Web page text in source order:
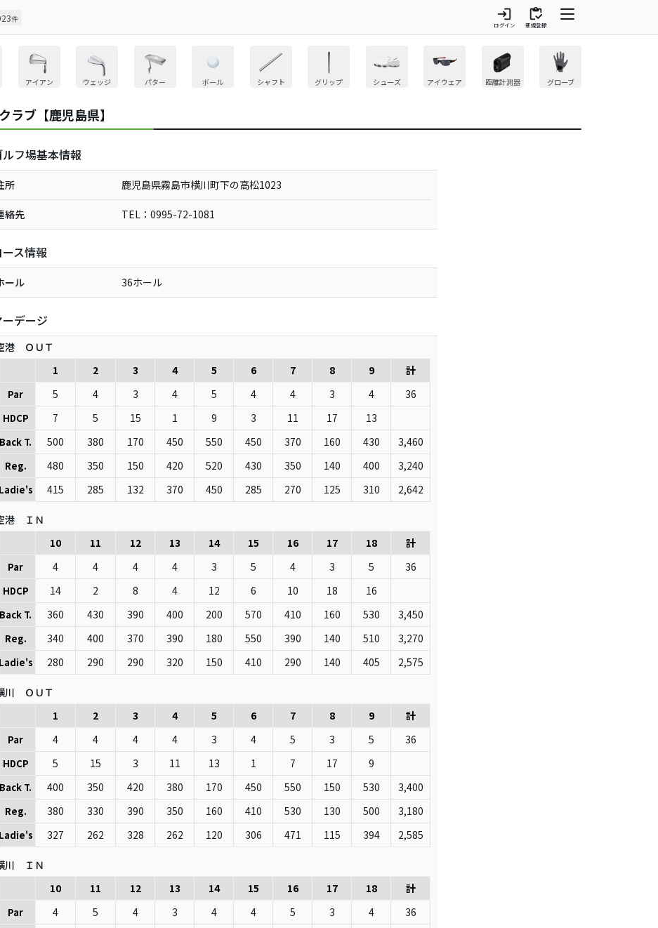
件 login
ログイン
inventory
新規登録
アイアン ウェッジ パター ボール シャフト グリップ シューズ アイウェア 距離計測器 グローブ
ラブ【鹿児島県】
ルフ場基本情報
所 鹿児島県霧島市横川町下の高松1023
絡先 TEL：0995-72-1081
ース情報
ール 36ホール
ーデージ
港 ＯＵＴ
1
2 3 4 5 6 7 8 9 計
Par 5 4 3 4 5 4 4 3 4 36
HDCP 7 5 15 1 9 3 11 17 13
Back T. 500 380 170 450 550 450 370 160 430 3,460
Reg. 480 350 150 420 520 430 350 140 400 3,240
Ladie's 415 285 132 370 450 285 270 125 310 2,642
港 ＩＮ
10
11 12 13 14 15 16 17 18 計
Par 4 4 4 4 3 5 4 3 5 36
HDCP 14 2 8 4 12 6 10 18 16
Back T. 360 430 390 400 200 570 410 160 530 3,450
Reg. 340 400 370 390 180 550 390 140 510 3,270
Ladie's 280 290 290 320 150 410 290 140 405 2,575
川 ＯＵＴ
1
2 3 4 5 6 7 8 9 計
Par 4 4 4 4 3 4 5 3 5 36
HDCP 5 15 3 11 13 1 7 17 9
Back T. 400 350 420 380 170 450 550 150 530 3,400
Reg. 380 330 390 350 160 410 530 130 500 3,180
Ladie's 327 262 328 262 120 306 471 115 394 2,585
川 ＩＮ
10
11 12 13 14 15 16 17 18 計
Par 4 5 4 3 4 4 5 3 4 36